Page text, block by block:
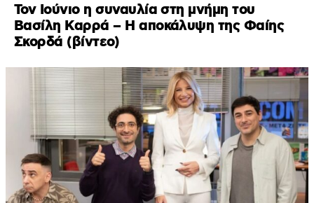
Τον Ιούνιο η συναυλία στη μνήμη του
Βασίλη Καρρά – Η αποκάλυψη της Φαίης
Σκορδά (βίντεο)